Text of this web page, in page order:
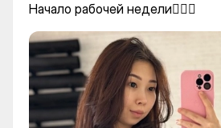
Начало рабочей недели💆🏻‍♀️